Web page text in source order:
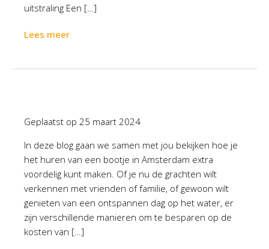
uitstraling Een […]
Lees meer
Geplaatst op 25 maart 2024
In deze blog gaan we samen met jou bekijken hoe je
het huren van een bootje in Amsterdam extra
voordelig kunt maken. Of je nu de grachten wilt
verkennen met vrienden of familie, of gewoon wilt
genieten van een ontspannen dag op het water, er
zijn verschillende manieren om te besparen op de
kosten van […]